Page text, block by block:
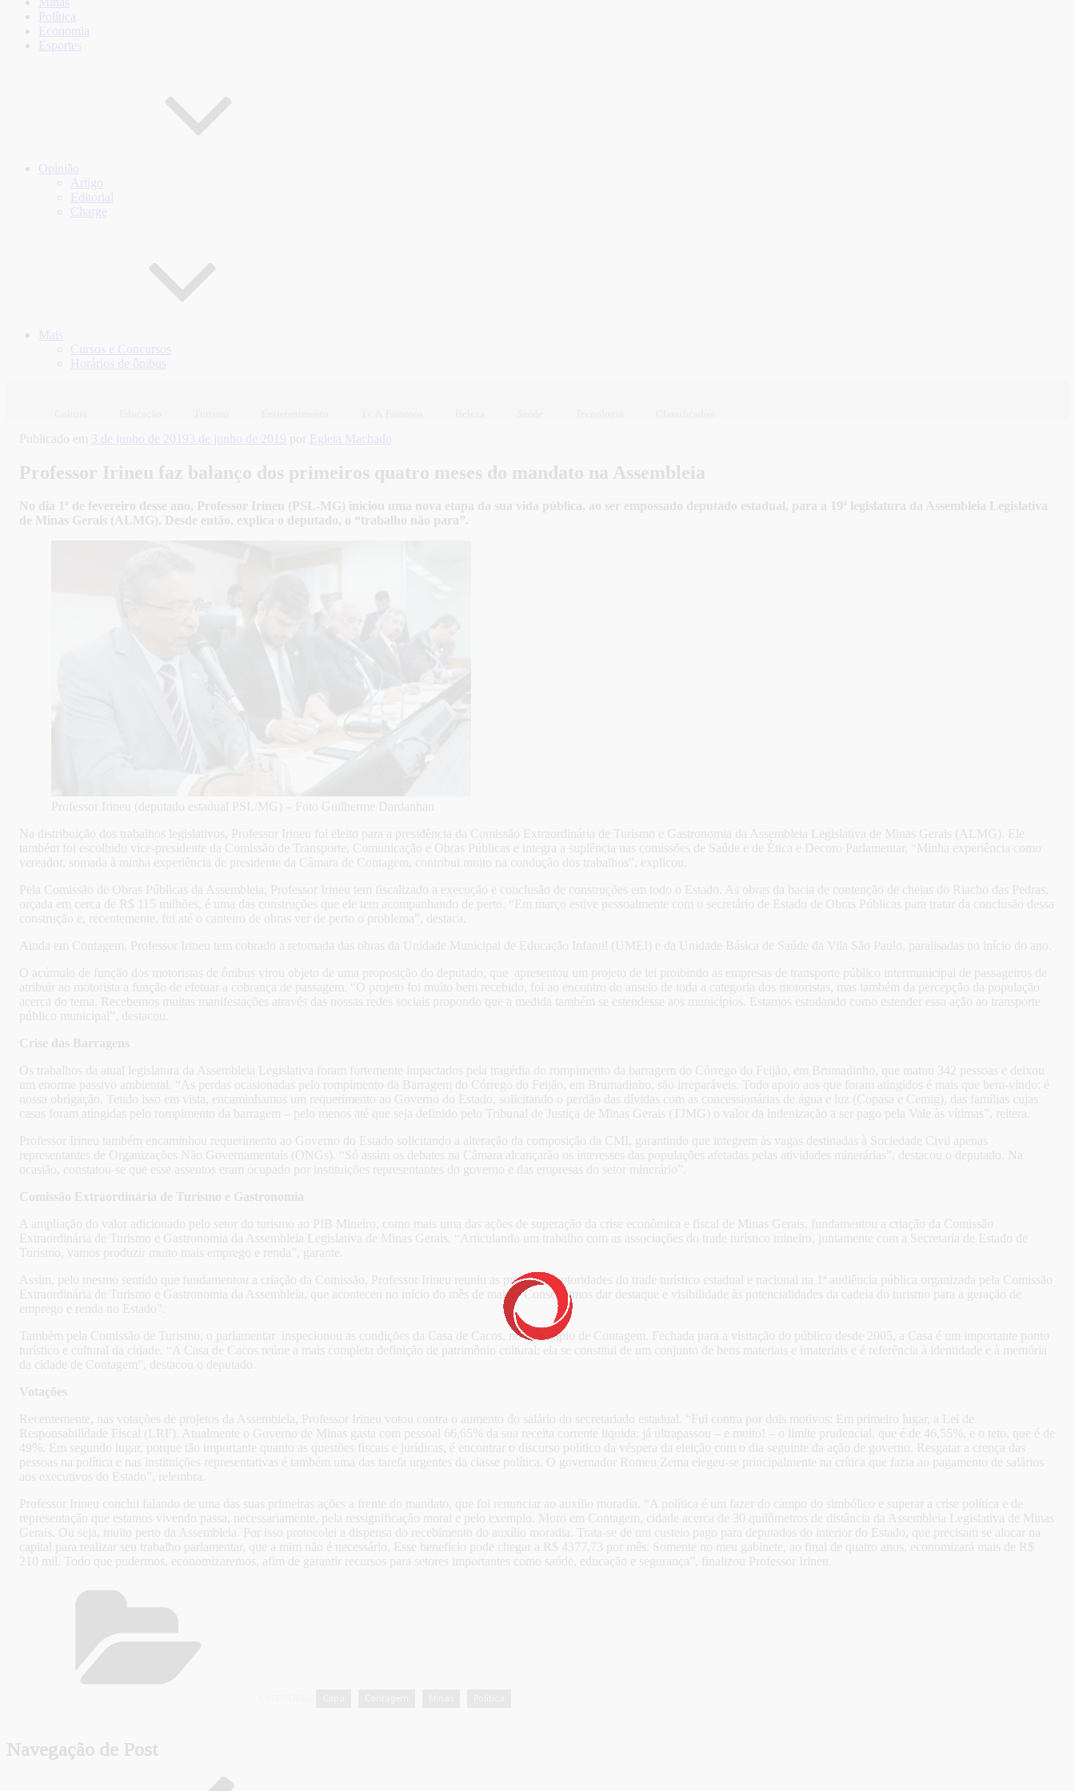
Política
Economia
Esportes
Opinião
Artigo
Editorial
Charge
Mais
Cursos e Concursos
Horários de ônibus
Publicado em 3 de junho de 2019 3 de junho de 2019 por Egleia Machado
Professor Irineu faz balanço dos primeiros quatro meses do mandato na Assembleia
No dia 1º de fevereiro desse ano, Professor Irineu (PSL-MG) iniciou uma nova etapa da sua vida pública, ao ser empossado deputado estadual, para a 19ª legislatura da Assembleia Legislativa
de Minas Gerais (ALMG). Desde então, explica o deputado, o “trabalho não para”.
Professor Irineu (deputado estadual PSL/MG) – Foto Guilherme Dardanhan
Na distribuição dos trabalhos legislativos, Professor Irineu foi eleito para a presidência da Comissão Extraordinária de Turismo e Gastronomia da Assembleia Legislativa de Minas Gerais (ALMG). Ele
também foi escolhido vice-presidente da Comissão de Transporte, Comunicação e Obras Públicas e integra a suplência nas comissões de Saúde e de Ética e Decoro Parlamentar. “Minha experiência como
vereador, somada à minha experiência de presidente da Câmara de Contagem, contribui muito na condução dos trabalhos”, explicou.
Pela Comissão de Obras Públicas da Assembleia, Professor Irineu tem fiscalizado a execução e conclusão de construções em todo o Estado. As obras da bacia de contenção de cheias do Riacho das Pedras,
orçada em cerca de R$ 115 milhões, é uma das construções que ele tem acompanhando de perto. “Em março estive pessoalmente com o secretário de Estado de Obras Públicas para tratar da conclusão dessa
construção e, recentemente, fui até o canteiro de obras ver de perto o problema”, destaca.
Ainda em Contagem, Professor Irineu tem cobrado a retomada das obras da Unidade Municipal de Educação Infantil (UMEI) e da Unidade Básica de Saúde da Vila São Paulo, paralisadas no início do ano.
O acúmulo de função dos motoristas de ônibus virou objeto de uma proposição do deputado, que apresentou um projeto de lei proibindo as empresas de transporte público intermunicipal de passageiros de
atribuir ao motorista a função de efetuar a cobrança de passagem. “O projeto foi muito bem recebido, foi ao encontro do anseio de toda a categoria dos motoristas, mas também da percepção da população
acerca do tema. Recebemos muitas manifestações através das nossas redes sociais propondo que a medida também se estendesse aos municípios. Estamos estudando como estender essa ação ao transporte
público municipal”, destacou.
Crise das Barragens
Os trabalhos da atual legislatura da Assembleia Legislativa foram fortemente impactados pela tragédia do rompimento da barragem do Córrego do Feijão, em Brumadinho, que matou 342 pessoas e deixou
um enorme passivo ambiental. “As perdas ocasionadas pelo rompimento da Barragem do Córrego do Feijão, em Brumadinho, são irreparáveis. Todo apoio aos que foram atingidos é mais que bem-vindo: é
nossa obrigação. Tendo isso em vista, encaminhamos um requerimento ao Governo do Estado, solicitando o perdão das dívidas com as concessionárias de água e luz (Copasa e Cemig), das famílias cujas
casas foram atingidas pelo rompimento da barragem – pelo menos até que seja definido pelo Tribunal de Justiça de Minas Gerais (TJMG) o valor da indenização a ser pago pela Vale às vítimas”, reitera.
Professor Irineu também encaminhou requerimento ao Governo do Estado solicitando a alteração da composição da CMI, garantindo que integrem às vagas destinadas à Sociedade Civil apenas
representantes de Organizações Não Governamentais (ONGs). “Só assim os debates na Câmara alcançarão os interesses das populações afetadas pelas atividades minerárias”, destacou o deputado. Na
ocasião, constatou-se que esse assentos eram ocupado por instituições representantes do governo e das empresas do setor minerário”.
Comissão Extraordinária de Turismo e Gastronomia
A ampliação do valor adicionado pelo setor do turismo ao PIB Mineiro, como mais uma das ações de superação da crise econômica e fiscal de Minas Gerais, fundamentou a criação da Comissão
Extraordinária de Turismo e Gastronomia da Assembleia Legislativa de Minas Gerais. “Articulando um trabalho com as associações do trade turístico mineiro, juntamente com a Secretaria de Estado de
Turismo, vamos produzir muito mais emprego e renda”, garante.
Assim, pelo mesmo sentido que fundamentou a criação da Comissão, Professor Irineu reuniu as principais autoridades do trade turístico estadual e nacional na 1ª audiência pública organizada pela Comissão
Extraordinária de Turismo e Gastronomia da Assembleia, que aconteceu no início do mês de maio. “Conseguimos dar destaque e visibilidade às potencialidades da cadeia do turismo para a geração de
emprego e renda no Estado”.
Também pela Comissão de Turismo, o parlamentar inspecionou as condições da Casa de Cacos, no município de Contagem. Fechada para a visitação do público desde 2005, a Casa é um importante ponto
turístico e cultural da cidade. “A Casa de Cacos reúne a mais completa definição de patrimônio cultural: ela se constitui de um conjunto de bens materiais e imateriais e é referência à identidade e à memória
da cidade de Contagem”, destacou o deputado.
Votações
Recentemente, nas votações de projetos da Assembleia, Professor Irineu votou contra o aumento do salário do secretariado estadual. “Fui contra por dois motivos: Em primeiro lugar, a Lei de
Responsabilidade Fiscal (LRF). Atualmente o Governo de Minas gasta com pessoal 66,65% da sua receita corrente liquida; já ultrapassou – e muito! – o limite prudencial, que é de 46,55%, e o teto, que é de
49%. Em segundo lugar, porque tão importante quanto as questões fiscais e jurídicas, é encontrar o discurso político da véspera da eleição com o dia seguinte da ação de governo. Resgatar a crença das
pessoas na política e nas instituições representativas é também uma das tarefa urgentes da classe política. O governador Romeu Zema elegeu-se principalmente na crítica que fazia ao pagamento de salários
aos executivos do Estado”, relembra.
Professor Irineu conclui falando de uma das suas primeiras ações a frente do mandato, que foi renunciar ao auxílio moradia. “A política é um fazer do campo do simbólico e superar a crise política e de
representação que estamos vivendo passa, necessariamente, pela ressignificação moral e pelo exemplo. Moro em Contagem, cidade acerca de 30 quilômetros de distância da Assembleia Legislativa de Minas
Gerais. Ou seja, muito perto da Assembleia. Por isso protocolei a dispensa do recebimento do auxílio moradia. Trata-se de um custeio pago para deputados do interior do Estado, que precisam se alocar na
capital para realizar seu trabalho parlamentar, que a mim não é necessário. Esse benefício pode chegar a R$ 4377,73 por mês. Somente no meu gabinete, ao final de quatro anos, economizará mais de R$
210 mil. Todo que pudermos, economizaremos, afim de garantir recursos para setores importantes como saúde, educação e segurança”, finalizou Professor Irineu.
Navegação de Post